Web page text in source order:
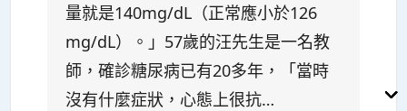
量就是140mg/dL（正常應小於126
mg/dL）。」57歲的汪先生是一名教
師，確診糖尿病已有20多年，「當時
沒有什麼症狀，心態上很抗…